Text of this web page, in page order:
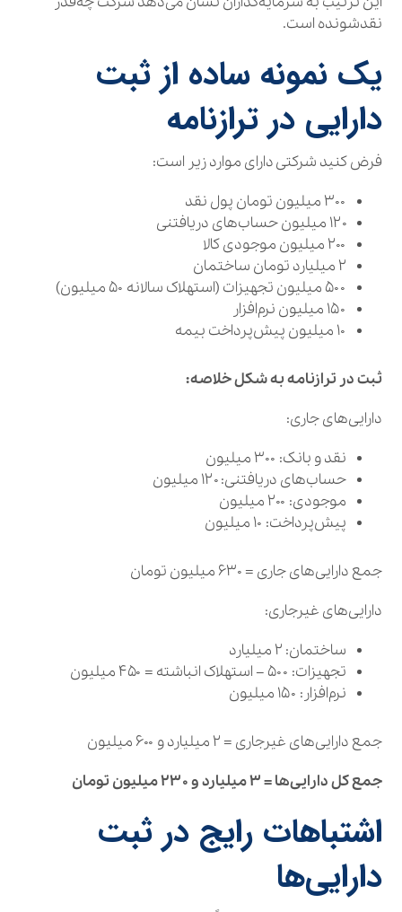
نقدشونده است.
یک نمونه ساده از ثبت
دارایی در ترازنامه
فرض کنید شرکتی دارای موارد زیر است:
۳۰۰ میلیون تومان پول نقد
۱۲۰ میلیون حساب‌های دریافتنی
۲۰۰ میلیون موجودی کالا
۲ میلیارد تومان ساختمان
۵۰۰ میلیون تجهیزات (استهلاک سالانه ۵۰ میلیون)
۱۵۰ میلیون نرم‌افزار
۱۰ میلیون پیش‌پرداخت بیمه
ثبت در ترازنامه به شکل خلاصه:
دارایی‌های جاری:
نقد و بانک: ۳۰۰ میلیون
حساب‌های دریافتنی: ۱۲۰ میلیون
موجودی: ۲۰۰ میلیون
پیش‌پرداخت: ۱۰ میلیون
جمع دارایی‌های جاری = ۶۳۰ میلیون تومان
دارایی‌های غیرجاری:
ساختمان: ۲ میلیارد
تجهیزات: ۵۰۰ − استهلاک انباشته = ۴۵۰ میلیون
نرم‌افزار: ۱۵۰ میلیون
جمع دارایی‌های غیرجاری = ۲ میلیارد و ۶۰۰ میلیون
جمع کل دارایی‌ها = ۳ میلیارد و ۲۳۰ میلیون تومان
اشتباهات رایج در ثبت
دارایی‌ها